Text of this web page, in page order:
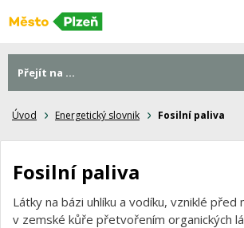
Úvod Energetický slovnik Fosilní paliva
Fosilní paliva
Látky na bázi uhlíku a vodíku, vzniklé před
v zemské kůře přetvořením organických
Přejít na ...